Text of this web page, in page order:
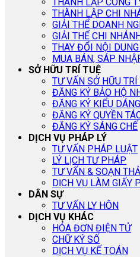
THÀNH LẬP CHI
GIẢI THỂ DOANH
GIẢI THỂ CHI
THAY ĐỔI NỘI
MUA BÁN, SÁP
SỞ HỮU TRÍ TUỆ
TƯ VẤN SỞ HỮU TRÍ
ĐĂNG KÝ BẢO HỘ
ĐĂNG KÝ KIỂU
ĐĂNG KÝ QUYỀN
ĐĂNG KÝ SÁNG CHẾ
DỊCH VỤ PHÁP LÝ
TƯ VẤN PHÁP LUẬT
LÝ LỊCH TƯ PHÁP
TƯ VẤN & SOẠN
DỊCH VỤ LÀM GIẤY
DÂN SỰ
TƯ VẤN LY HÔN
DỊCH VỤ KHÁC
HÓA ĐƠN ĐIỆN TỬ
CHỮ KÝ SỐ
DỊCH VỤ KẾ TOÁN